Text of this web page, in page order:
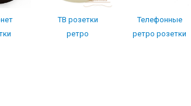
ТВ розетки
ретро
Телефонные
ретро розетки